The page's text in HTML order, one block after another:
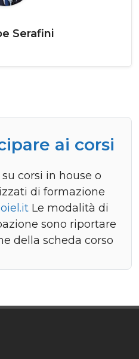
Serafini
ai corsi
corsi in house o
di formazione
Le modalità di
sono riportare
della scheda corso